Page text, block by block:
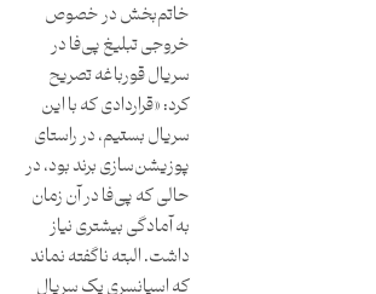
خاتم‌بخش در خصوص
خروجی تبلیغ پی‌فا در
سریال قورباغه تصریح
کرد: «قراردادی که با این
سریال بستیم، در راستای
پوزیشن‌سازی برند بود، در
حالی ‌که پی‌فا در آن زمان
به آمادگی بیشتری نیاز
داشت. البته ناگفته نماند
که اسپانسری یک سریال